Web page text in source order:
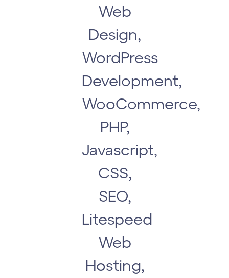
Web
Design,
WordPress
Development,
WooCommerce,
PHP,
Javascript,
CSS,
SEO,
Litespeed
Web
Hosting,